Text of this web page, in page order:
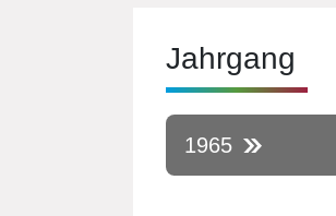
Jahrgang
1965